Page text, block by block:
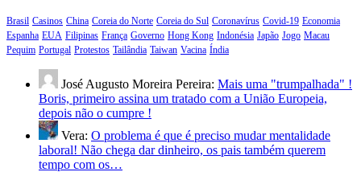
Brasil Casinos China Coreia do Norte Coreia do Sul Coronavírus Covid-19 Economia
Espanha EUA Filipinas França Governo Hong Kong Indonésia Japão Jogo Macau
Pequim Portugal Protestos Tailândia Taiwan Vacina Índia
José Augusto Moreira Pereira: Mais uma "trumpalhada" !
Boris, primeiro assina um tratado com a União Europeia,
depois não o cumpre !
Vera: O problema é que é preciso mudar mentalidade
laboral! Não chega dar dinheiro, os pais também querem
tempo com os…